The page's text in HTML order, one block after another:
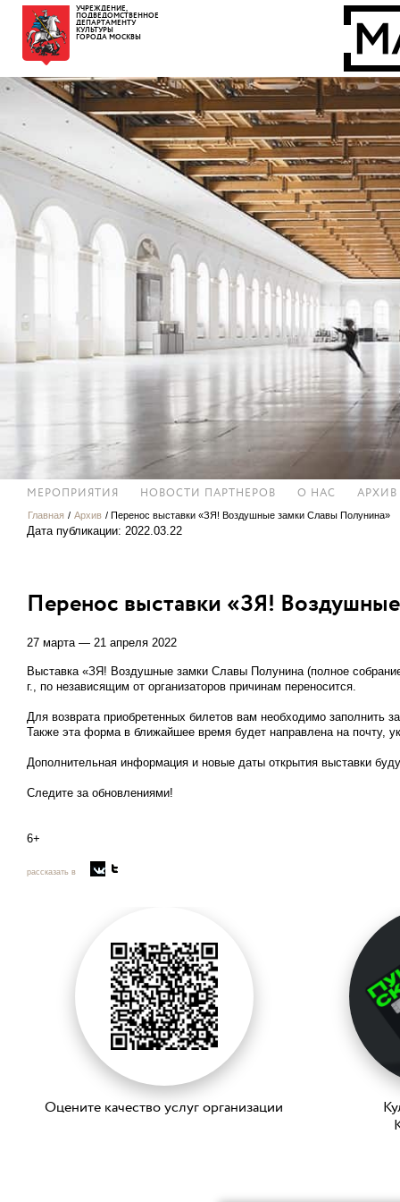
УЧРЕЖДЕНИЕ,
ПОДВЕДОМСТВЕННОЕ
ДЕПАРТАМЕНТУ
КУЛЬТУРЫ
ГОРОДА МОСКВЫ
МЕРОПРИЯТИЯ НОВОСТИ ПАРТНЕРОВ О НАС АРХИВ
Главная / Архив / Перенос выставки «ЗЯ! Воздушные замки Славы Полунина»
Дата публикации: 2022.03.22
Перенос выставки «ЗЯ!
27 марта — 21 апреля 2022
Выставка «ЗЯ! Воздушные замки Славы Полунина (полное
г., по независящим от организаторов причинам переносится.
Для возврата приобретенных билетов вам необходимо заполнить
Также эта форма в ближайшее время будет направлена на почту,
Дополнительная информация и новые даты открытия выставки
Следите за обновлениями!
6+
рассказать в
Оцените качество услуг организации